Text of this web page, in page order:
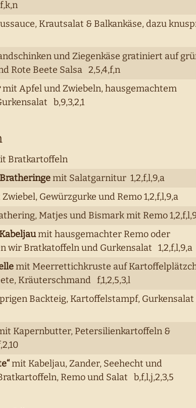
Krautsalat & Balkankäse, dazu
und Ziegenkäse gratiniert auf
Rote Beete Salsa 2,5,4,f,n
mit Apfel und Zwiebeln, hausgemachtem
b,9,3,2,1
Bratkartoffeln
mit Salatgarnitur 1,2,f,l,9,a
Gewürzgurke und Remo 1,2,f,l,9,a
Matjes und Bismark mit Remo
mit hausgemachter Remo oder
wir Bratkatoffeln und Gurkensalat 1,2,f,l,9,a
mit Meerrettichkruste auf
Kräuterschmand f,1,2,5,3,l
Backteig, Kartoffelstampf, Gurkensalat
Kapernbutter, Petersilienkartoffeln &
mit Kabeljau, Zander, Seehecht und
Remo und Salat b,f,l,j,2,3,5